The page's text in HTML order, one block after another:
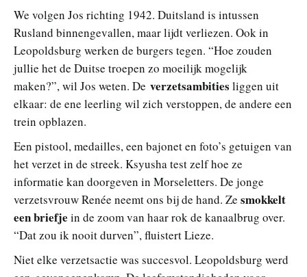
We volgen Jos richting 1942. Duitsland is intussen
Rusland binnengevallen, maar lijdt verliezen. Ook in
Leopoldsburg werken de burgers tegen. “Hoe zouden
jullie het de Duitse troepen zo moeilijk mogelijk
maken?”, wil Jos weten. De verzetsambities liggen uit
elkaar: de ene leerling wil zich verstoppen, de andere een
trein opblazen.
Een pistool, medailles, een bajonet en foto’s getuigen van
het verzet in de streek. Ksyusha test zelf hoe ze
informatie kan doorgeven in Morseletters. De jonge
verzetsvrouw Renée neemt ons bij de hand. Ze smokkelt
een briefje in de zoom van haar rok de kanaalbrug over.
“Dat zou ik nooit durven”, fluistert Lieze.
Niet elke verzetsactie was succesvol. Leopoldsburg werd